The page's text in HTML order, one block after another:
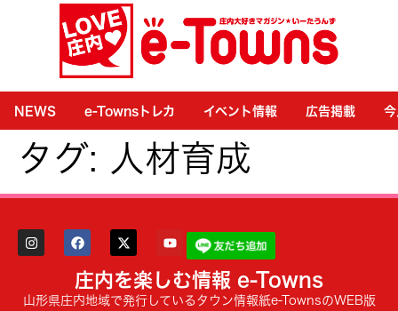
NEWS e-Townsトレカ イベント情報 広告掲載
タグ: 人材育成
庄内を楽しむ情報 e-Towns
山形県庄内地域で発行しているタウン情報紙e-TownsのWEB版